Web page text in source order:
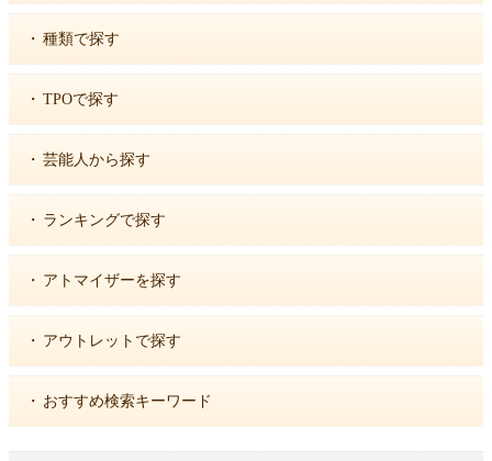
・ 種類で探す
・ TPOで探す
・ 芸能人から探す
・ ランキングで探す
・ アトマイザーを探す
・ アウトレットで探す
・ おすすめ検索キーワード